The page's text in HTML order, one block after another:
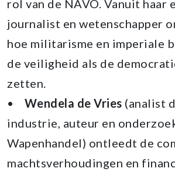
rol van de NAVO. Vanuit haar
journalist en wetenschapper
hoe militarisme en imperiale
de veiligheid als de
zetten.
• Wendela de Vries (analist
industrie, auteur en
Wapenhandel) ontleedt de
machtsverhoudingen en